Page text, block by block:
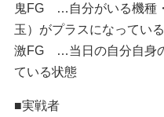
鬼FG …自分がいる機種
玉）がプラスになってい
激FG …当日の自分自身
ている状態
■実戦者